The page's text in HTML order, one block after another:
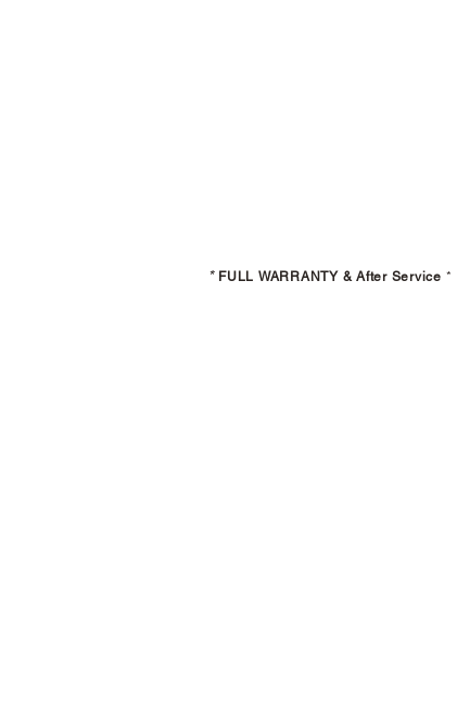
* FULL WARRANTY & After Service *